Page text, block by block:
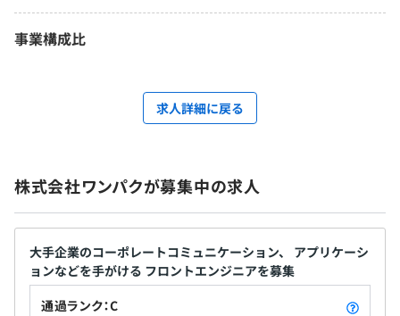
事業構成比
求人詳細に戻る
株式会社ワンパクが募集中の求人
大手企業のコーポレートコミュニケーション、 アプリケーシ
ョンなどを手がける フロントエンジニアを募集
通過ランク：C